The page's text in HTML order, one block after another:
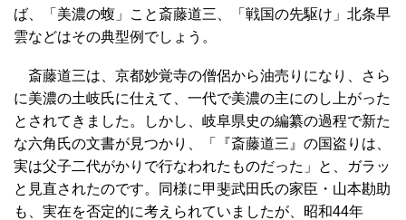
ば、「美濃の蝮」こと斎藤道三、「戦国の先駆け」北条早
雲などはその典型例でしょう。
斎藤道三は、京都妙覚寺の僧侶から油売りになり、さら
に美濃の土岐氏に仕えて、一代で美濃の主にのし上がった
とされてきました。しかし、岐阜県史の編纂の過程で新た
な六角氏の文書が見つかり、「『斎藤道三』の国盗りは、
実は父子二代がかりで行なわれたものだった」と、ガラッ
と見直されたのです。同様に甲斐武田氏の家臣・山本勘助
も、実在を否定的に考えられていましたが、昭和44年